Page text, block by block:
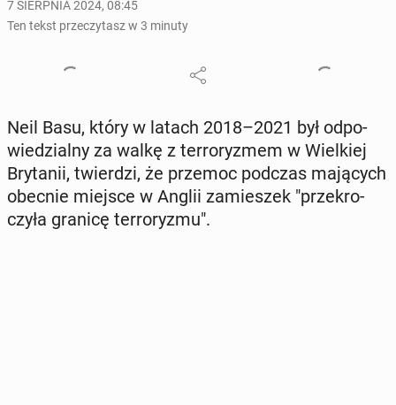
7 SIERPNIA 2024, 08:45
Ten tekst przeczytasz w 3 minuty
Neil Basu, który w latach 2018–2021 był od­po­
wie­dzial­ny za walkę z ter­ro­ry­zmem w Wiel­kiej
Bry­ta­nii, twier­dzi, że przemoc podczas ma­ją­cych
obecnie miejsce w Anglii za­mie­szek "prze­kro­
czy­ła granicę ter­ro­ry­zmu".